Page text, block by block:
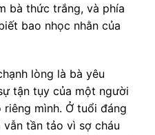
bà thức trắng, và phía
bao nhọc nhằn của
lòng là bà yêu
tận tụy của một người
mình. Ở tuổi đáng
tần tảo vì sợ cháu